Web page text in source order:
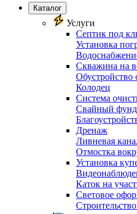
Каталог
Услуги
Септик под
Установка
Скважина на
Колодец
Система
Свайный
Дренаж
Ливневая
Отмостка
Установка
Каток на
Световое